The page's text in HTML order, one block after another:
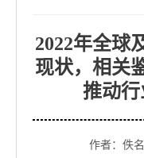
2022年全球
现状，相关
推动
作者：佚